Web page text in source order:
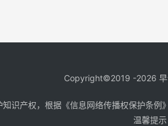
Copyright©2019 -2026
识产权，根据《信息网络传播权保护条
温馨提